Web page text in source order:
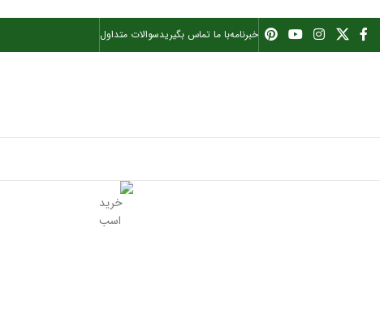
خبرنامهبا ما تماس بگیریدسوالات متداول